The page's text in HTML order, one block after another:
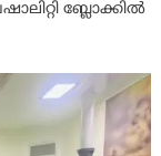
ബ്ലോക്കില്‍